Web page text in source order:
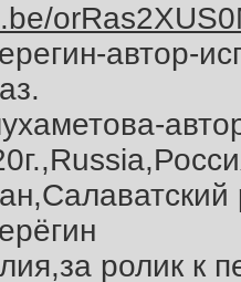
автор-
ролик к